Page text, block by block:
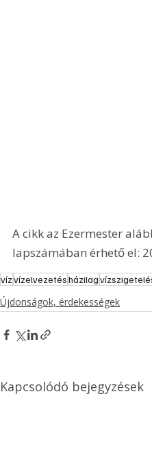
A cikk az Ezermester
lapszámában érhető el:
vízvízelvezetésházilag
Újdonságok, érdekességek
Kapcsolódó bejegyzések